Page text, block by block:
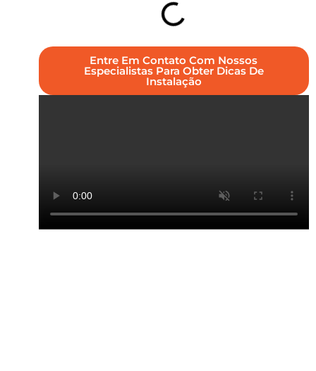
Entre Em Contato Com Nossos
Especialistas Para Obter Dicas De
Instalação